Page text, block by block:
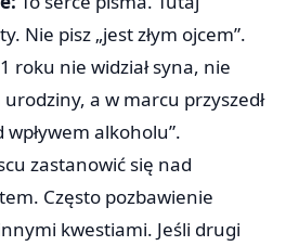
Nie pisz „jest złym ojcem”.
roku nie widział syna, nie
urodziny, a w marcu przyszedł
wpływem alkoholu”.
zastanowić się nad
Często pozbawienie
innymi kwestiami. Jeśli drugi